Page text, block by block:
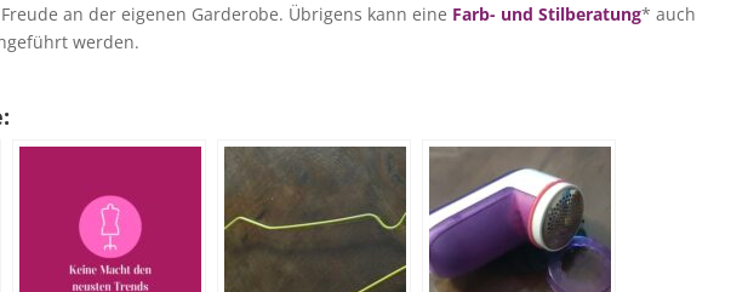
an der eigenen Garderobe. Übrigens kann eine Farb- und Stilberatung* auch
werden.